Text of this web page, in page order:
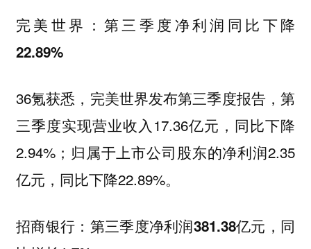
完美世界：第三季度净利润同比下降
22.89%
36氪获悉，完美世界发布第三季度报告，第
三季度实现营业收入17.36亿元，同比下降
2.94%；归属于上市公司股东的净利润2.35
亿元，同比下降22.89%。
招商银行：第三季度净利润381.38亿元，同